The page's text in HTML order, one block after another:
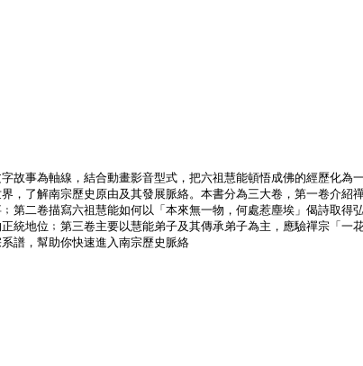
故事為軸線，結合動畫影音型式，把六祖慧能頓悟成佛的經歷化為
，了解南宗歷史原由及其發展脈絡。本書分為三大卷，第一卷介紹
第二卷描寫六祖慧能如何以「本來無一物，何處惹塵埃」偈詩取得
統地位﹔第三卷主要以慧能弟子及其傳承弟子為主，應驗禪宗「一
譜，幫助你快速進入南宗歷史脈絡